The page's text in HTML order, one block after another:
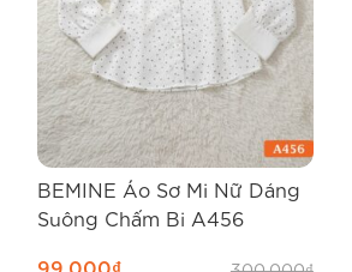
BEMINE Áo Sơ Mi Nữ Dáng
Suông Chấm Bi A456